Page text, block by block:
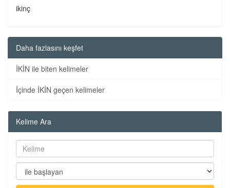
ikinç
Daha fazlasını keşfet
İKİN ile biten kelimeler
İçinde İKİN geçen kelimeler
Kelime Ara